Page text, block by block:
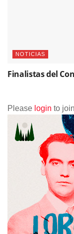
NOTICIAS
Finalistas del
Please login to